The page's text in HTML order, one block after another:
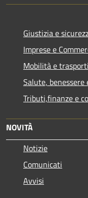
Giustizia e
Imprese e
Mobilità e trasporti
Salute, benessere
Tributi,finanze e
NOVITÀ
Notizie
Comunicati
Avvisi